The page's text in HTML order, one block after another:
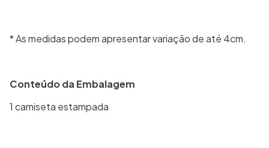
* As medidas podem apresentar variação de até 4cm.
Conteúdo da Embalagem
1 camiseta estampada